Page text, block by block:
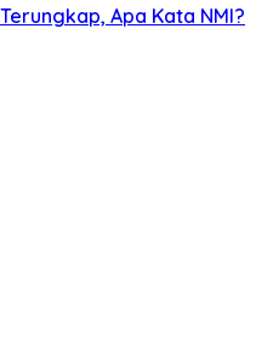
Apa Kata NMI?